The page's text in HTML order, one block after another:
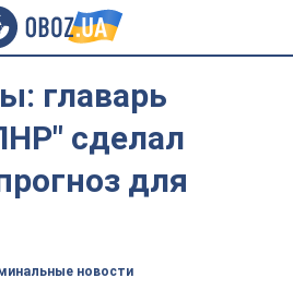
главарь
сделал
для
новости